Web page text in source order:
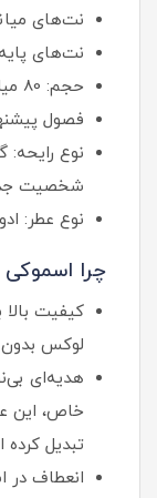
نت‌های
نت‌های
حجم: 80 میلی لیتر، مناسب استفاده طولانی مدت
فصول
نوع رایحه:
شخصیت
نوع عطر:
چرا اسموکی
کیفیت
لوکس
هدیه‌ای
خاص، این
تبدیل
انعطاف در